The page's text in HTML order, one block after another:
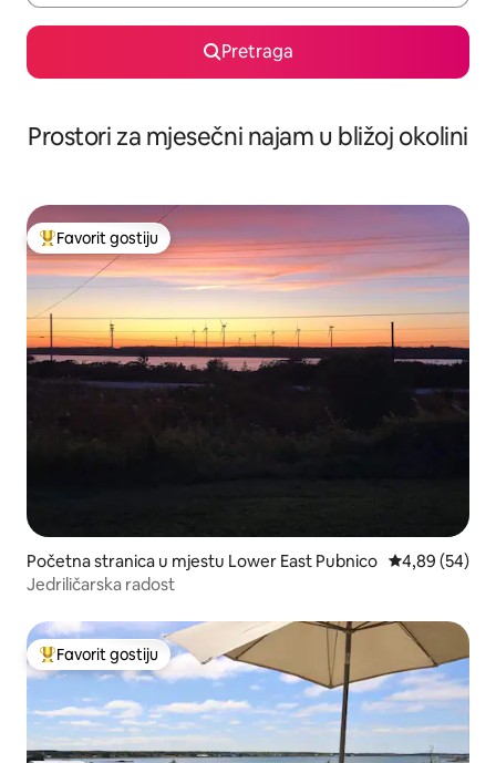
Pretraga
Prostori za mjesečni najam u bližoj okolini
Glavni favorit gostiju
Favorit gostiju
Početna stranica u mjestu Lower East Pubnico prosječna
4,89 (54)
Jedriličarska radost
Glavni favorit gostiju
Favorit gostiju